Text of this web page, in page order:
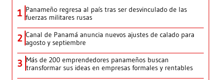
1 Panameño regresa al país tras ser desvinculado de las
fuerzas militares rusas
2 Canal de Panamá anuncia nuevos ajustes de calado para
agosto y septiembre
3 Más de 200 emprendedores panameños buscan
transformar sus ideas en empresas formales y rentables